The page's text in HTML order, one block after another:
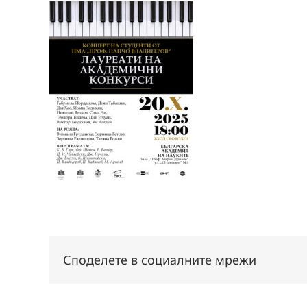
Споделете в социалните мрежи